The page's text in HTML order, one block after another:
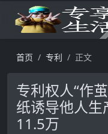
首页 专利 正文
专利权人“作
纸诱导他人
11.5万